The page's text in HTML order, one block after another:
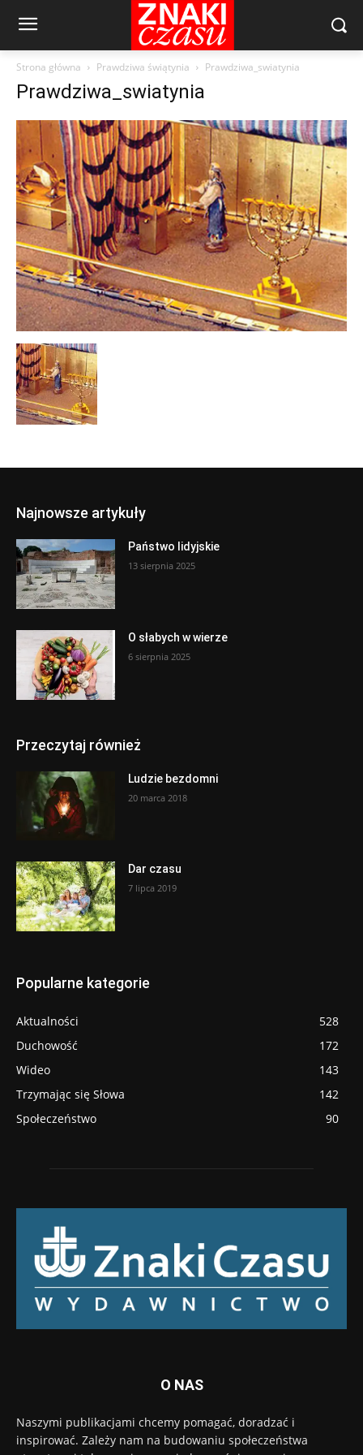
Strona główna Prawdziwa świątynia Prawdziwa_swiatynia
Prawdziwa_swiatynia
Najnowsze artykuły
Państwo lidyjskie
13 sierpnia 2025
O słabych w wierze
6 sierpnia 2025
Przeczytaj również
Ludzie bezdomni
20 marca 2018
Dar czasu
7 lipca 2019
Popularne kategorie
Aktualności
528
Duchowość
172
Wideo
143
Trzymając się Słowa
142
Społeczeństwo
90
O NAS
Naszymi publikacjami chcemy pomagać, doradzać i
inspirować. Zależy nam na budowaniu społeczeństwa